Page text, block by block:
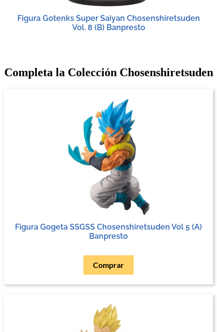
Figura Gotenks Super Saiyan Chosenshiretsuden
Vol. 8 (B) Banpresto
Completa la Colección Chosenshiretsuden
Figura Gogeta SSGSS Chosenshiretsuden Vol 5 (A)
Banpresto
Comprar